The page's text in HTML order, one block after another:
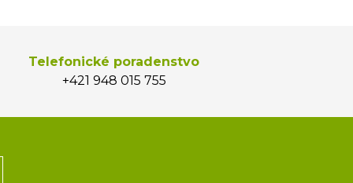
Telefonické poradenstvo
+421 948 015 755